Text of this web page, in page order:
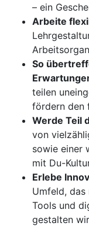
– ein
Arbeite
So
teilen
fördern den
Werde Teil
von
sowie einer
mit Du-
Erlebe
Umfeld, das
Tools und
gestalten